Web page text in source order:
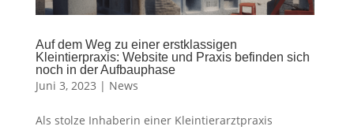
Auf dem Weg zu einer erstklassigen
Kleintierpraxis: Website und Praxis befinden sich
noch in der Aufbauphase
Juni 3, 2023 | News
Als stolze Inhaberin einer Kleintierarztpraxis